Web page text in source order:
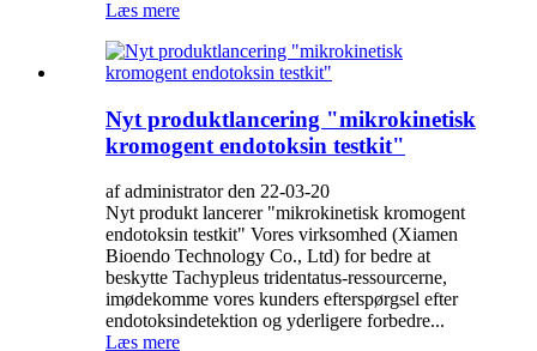
Læs mere
Nyt produktlancering "mikrokinetisk
kromogent endotoksin testkit"
af administrator den 22-03-20
Nyt produkt lancerer "mikrokinetisk kromogent
endotoksin testkit" Vores virksomhed (Xiamen
Bioendo Technology Co., Ltd) for bedre at
beskytte Tachypleus tridentatus-ressourcerne,
imødekomme vores kunders efterspørgsel efter
endotoksindetektion og yderligere forbedre...
Læs mere